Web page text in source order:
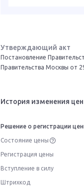
Утверждающий акт
Постановление
Правительства Москвы от
История изменения цен
Решение о регистрации
Состояние цены
Регистрация цены
Вступление в силу
Штрихкод